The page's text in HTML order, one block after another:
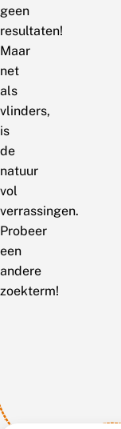
geen
resultaten!
Maar
net
als
vlinders,
is
de
natuur
vol
verrassingen.
Probeer
een
andere
zoekterm!